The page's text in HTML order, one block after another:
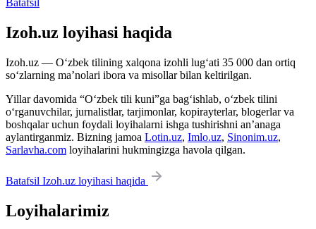
Izoh.uz loyihasi haqida
Izoh.uz — O‘zbek tilining xalqona izohli lug‘ati 35 000 dan ortiq
so‘zlarning ma’nolari ibora va misollar bilan keltirilgan.
Yillar davomida “O‘zbek tili kuni”ga bag‘ishlab, o‘zbek tilini
o‘rganuvchilar, jurnalistlar, tarjimonlar, kopirayterlar, blogerlar va
boshqalar uchun foydali loyihalarni ishga tushirishni an’anaga
aylantirganmiz. Bizning jamoa Lotin.uz, Imlo.uz, Sinonim.uz,
Sarlavha.com loyihalarini hukmingizga havola qilgan.
Batafsil Izoh.uz loyihasi haqida
Loyihalarimiz